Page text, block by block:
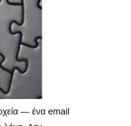
— ένα email